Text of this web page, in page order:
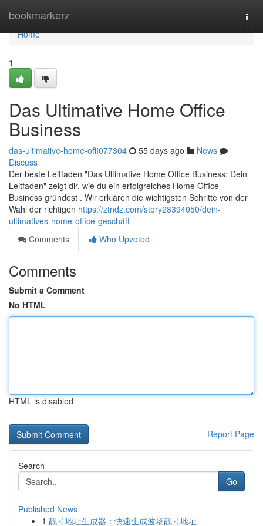
bookmarkerz
Home
Home
1
Das Ultimative Home Office
Business
das-ultimative-home-offi077304 55 days ago
News
Discuss
Der beste Leitfaden "Das Ultimative Home Office Business: Dein
Leitfaden" zeigt dir, wie du ein erfolgreiches Home Office
Business gründest . Wir erklären die wichtigsten Schritte von der
Wahl der richtigen https://ztndz.com/story28394050/dein-
ultimatives-home-office-geschäft
Comments
Who Upvoted
Comments
Submit a Comment
No HTML
HTML is disabled
Report Page
Search
Go
Published News
1 靓号地址生成器：快速生成波场靓号地址